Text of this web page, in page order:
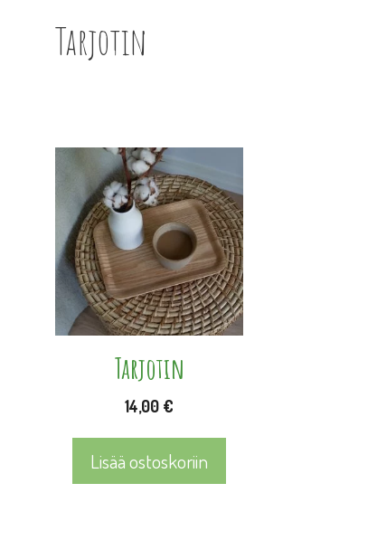
Tarjotin
Tarjotin
14,00 €
Lisää ostoskoriin